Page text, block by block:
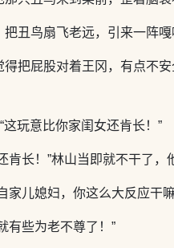
丑鸟扇飞老远，引来一阵嘎
把屁股对着王冈，有点不
这玩意比你家闺女还肯长！”
肯长！”林山当即就不干了
家儿媳妇，你这么大反应干
有些为老不尊了！”